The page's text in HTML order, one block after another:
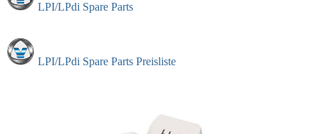
LPI/LPdi Spare Parts
LPI/LPdi Spare Parts Preisliste